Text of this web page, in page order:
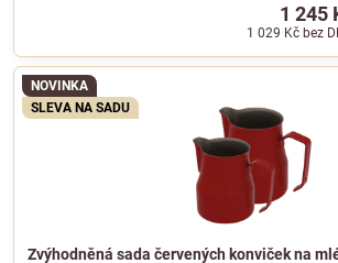
1 245
1 029 Kč bez
Zvýhodněná sada červených konviček na
NOVINKA
SLEVA NA SADU